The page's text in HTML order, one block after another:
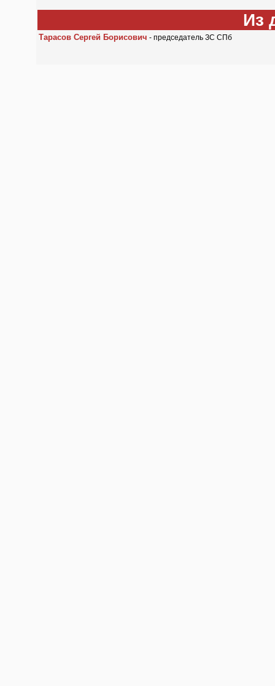
Из
Тарасов Сергей Борисович - председатель ЗС СПб